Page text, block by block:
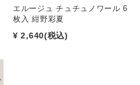
エルージュ チュチュノワール 6
枚入 紺野彩夏
¥ 2,640(税込)